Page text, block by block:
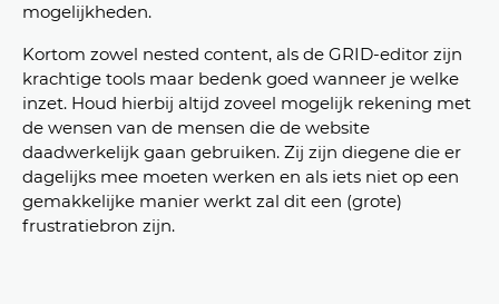
mogelijkheden.
Kortom zowel nested content, als de GRID-editor zijn
krachtige tools maar bedenk goed wanneer je welke
inzet. Houd hierbij altijd zoveel mogelijk rekening met
de wensen van de mensen die de website
daadwerkelijk gaan gebruiken. Zij zijn diegene die er
dagelijks mee moeten werken en als iets niet op een
gemakkelijke manier werkt zal dit een (grote)
frustratiebron zijn.